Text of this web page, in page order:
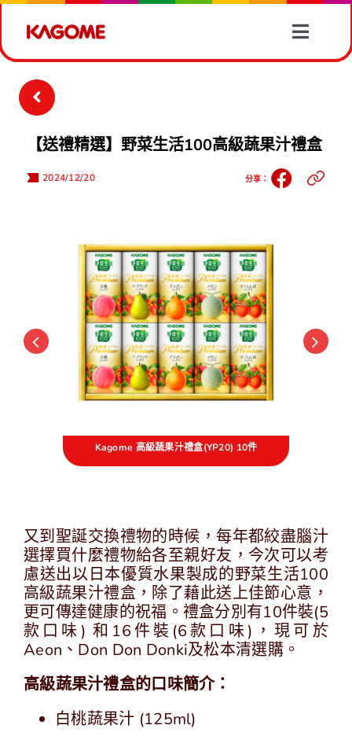
content
Toggle
蔬菜資訊
關於我們
聯絡我們
【送禮精選】野菜生活100高級蔬果汁禮盒
2024/12/20 分享：
Kagome 高級蔬果汁禮盒(YP20) 10件
又到聖誕交換禮物的時候，每年都絞盡腦汁
選擇買什麼禮物給各至親好友，今次可以考
慮送出以日本優質水果製成的野菜生活100
高級蔬果汁禮盒，除了藉此送上佳節心意，
更可傳達健康的祝福。禮盒分別有10件裝(5
款口味) 和16件裝(6款口味)，現可於
Aeon、Don Don Donki及松本清選購。
高級蔬果汁禮盒的口味簡介：
白桃蔬果汁 (125ml)